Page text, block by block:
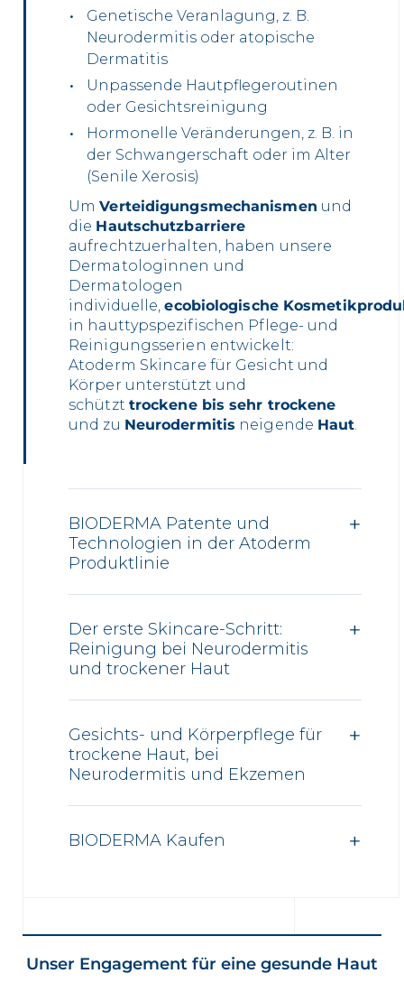
Genetische Veranlagung, z. B.
Neurodermitis oder atopische
Dermatitis
Unpassende Hautpflegeroutinen
oder Gesichtsreinigung
Hormonelle Veränderungen, z. B. in
der Schwangerschaft oder im Alter
(Senile Xerosis)
UmVerteidigungsmechanismen und
die Hautschutzbarriere
aufrechtzuerhalten, haben unsere
Dermatologinnen und
Dermatologen
individuelle,ecobiologische
in hauttypspezifischen Pflege- und
Reinigungsserien entwickelt:
Atoderm Skincare für Gesicht und
Körper unterstützt und
schützt trockene bis sehr trockene
und zu Neurodermitis neigende Haut.
BIODERMA Patente und
Technologien in der Atoderm
Produktlinie
Der erste Skincare-Schritt:
Reinigung bei Neurodermitis
und trockener Haut
Gesichts- und Körperpflege für
trockene Haut, bei
Neurodermitis und Ekzemen
BIODERMA Kaufen
Unser Engagement für eine gesunde Haut